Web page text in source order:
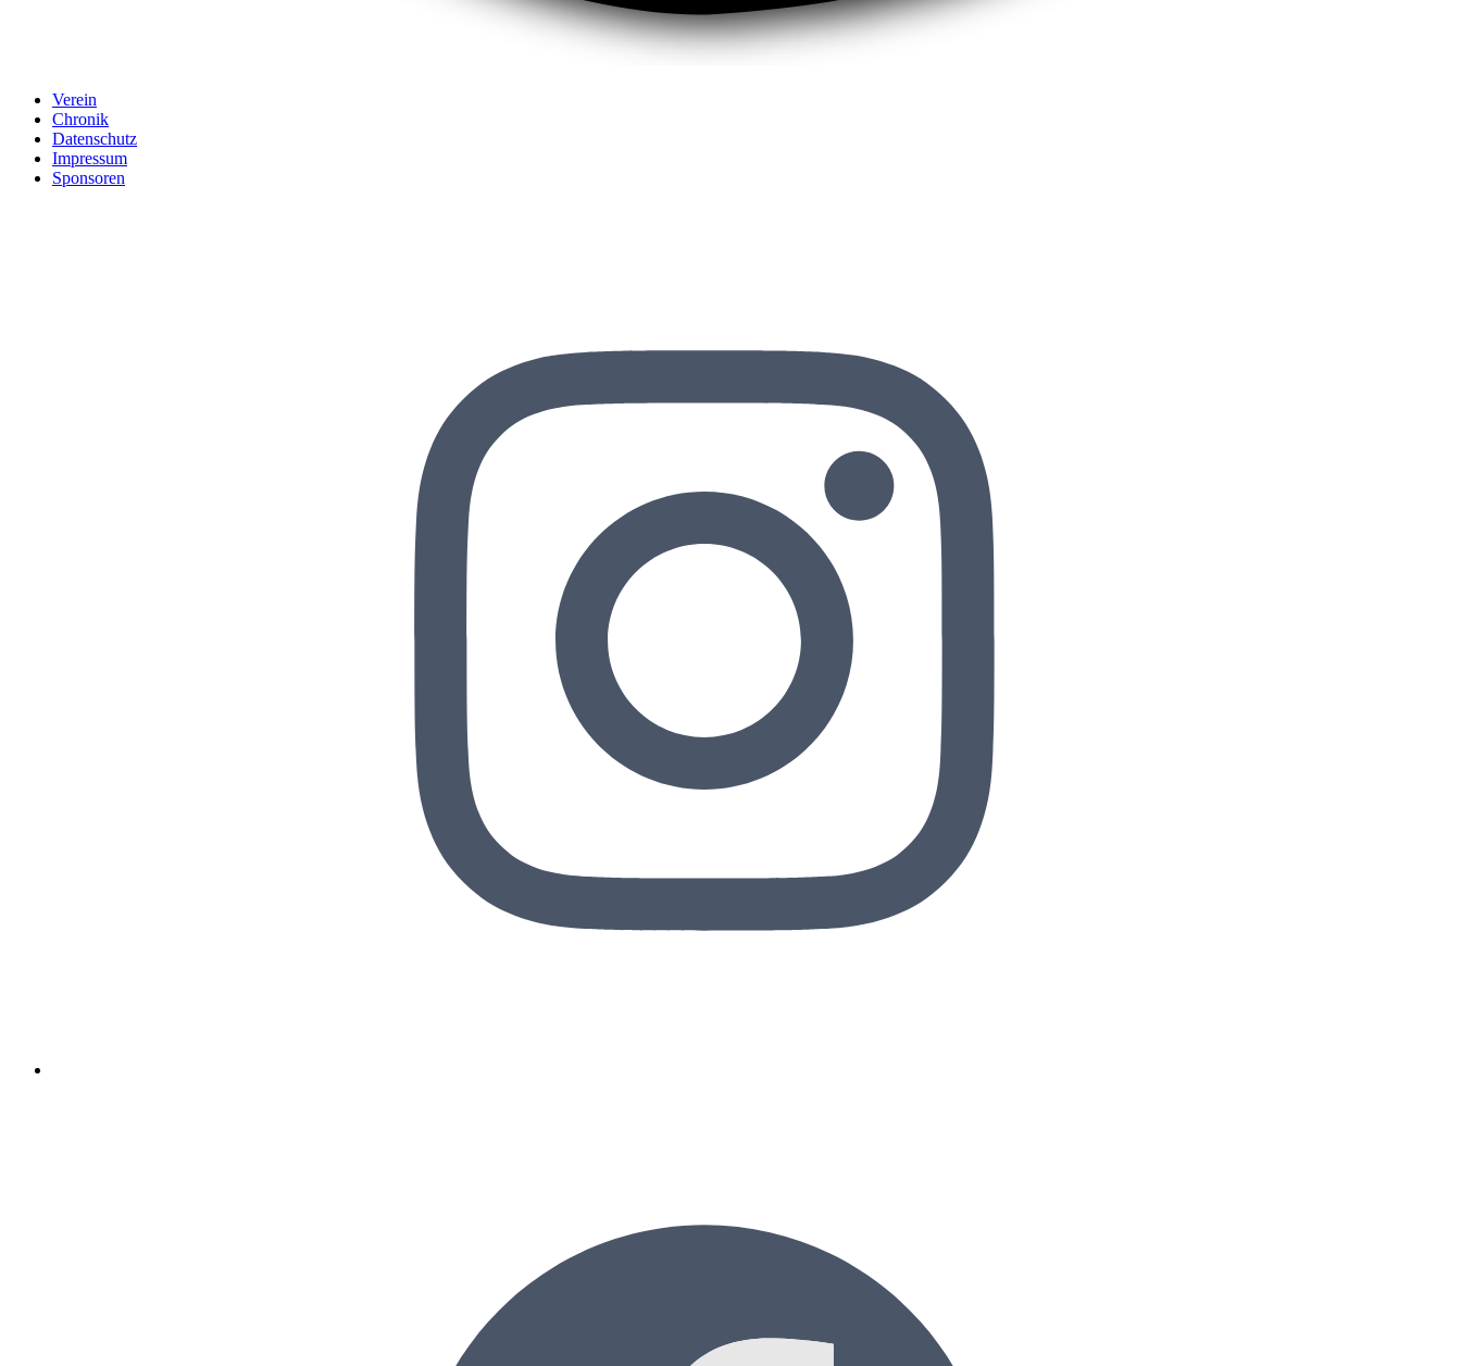
Verein
Chronik
Datenschutz
Impressum
Sponsoren